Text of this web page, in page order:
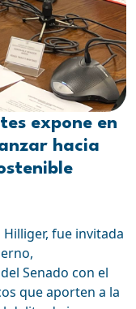
expone en
hacia
fue invitada
Senado con el
que aporten a la